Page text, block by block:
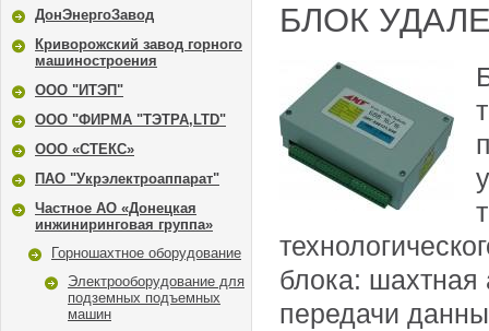
ДонЭнергоЗавод
Криворожский завод горного
машиностроения
ООО "ИТЭП"
ООО "ФИРМА "ТЭТРА,LTD"
ООО «СТЕКС»
ПАО "Укрэлектроаппарат"
Частное АО «Донецкая
инжиниринговая группа»
Горношахтное оборудование
Электрооборудование для
подземных подъемных
машин
БЛОК
блока: шахтная
передачи